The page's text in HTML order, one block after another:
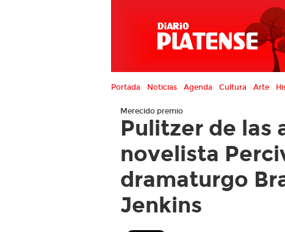
Portada Noticias Agenda Cultura Arte
Merecido premio
Pulitzer de las
novelista
dramaturgo
Jenkins